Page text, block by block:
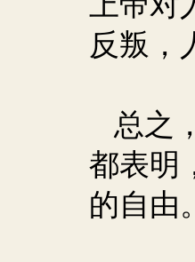
反叛，
总之
都表明
的自由。